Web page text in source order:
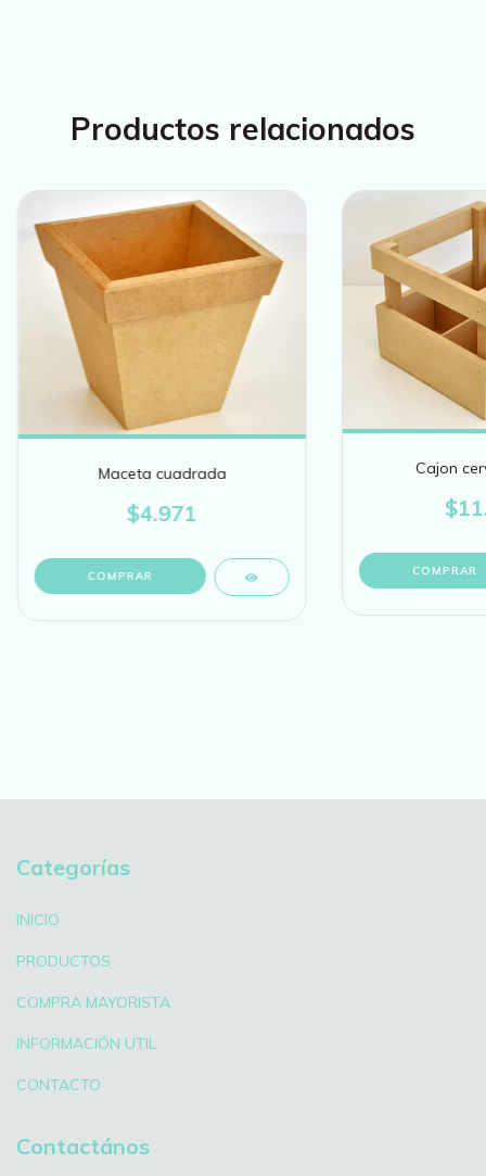
Productos relacionados
Maceta cuadrada
$4.971
Cajon
Categorías
INICIO
PRODUCTOS
COMPRA MAYORISTA
INFORMACIÓN UTIL
CONTACTO
Contactános